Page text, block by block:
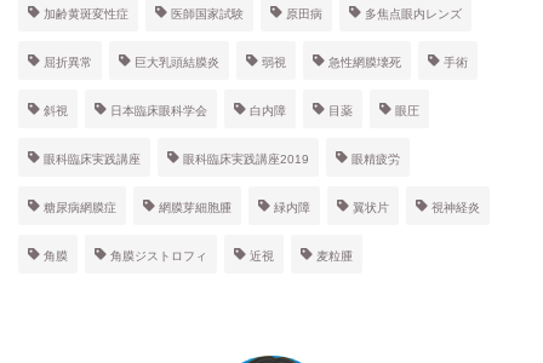
加齢黄斑変性症 医師国家試験 原田病 多焦点眼内レンズ
屈折異常 巨大乳頭結膜炎 弱視 急性網膜壊死 手術
斜視 日本臨床眼科学会 白内障 目薬 眼圧
眼科臨床実践講座 眼科臨床実践講座2019 眼精疲労
糖尿病網膜症 網膜芽細胞腫 緑内障 翼状片 視神経炎
角膜 角膜ジストロフィ 近視 麦粒腫